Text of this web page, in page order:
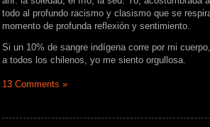
todo al profundo racismo y clasismo que se
momento de profunda reflexión y sentimiento.
Si un 10% de sangre indígena corre por mi
a todos los chilenos, yo me siento orgullosa.
13 Comments »